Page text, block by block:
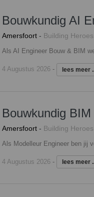
Bouwkundig AI
Amersfoort - Building Heroes
4 Augustus 2026- lees meer
Bouwkundig
Amersfoort - Building Heroes
4 Augustus 2026- lees meer